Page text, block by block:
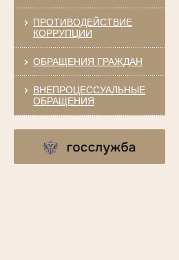
ПРОТИВОДЕЙСТВИЕ
КОРРУПЦИИ
ОБРАЩЕНИЯ ГРАЖДАН
ВНЕПРОЦЕССУАЛЬНЫЕ
ОБРАЩЕНИЯ